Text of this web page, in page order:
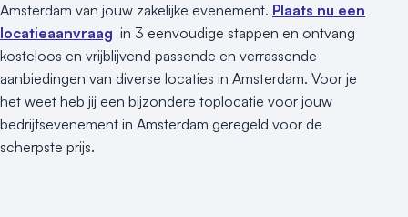
Amsterdam van jouw zakelijke evenement. Plaats nu een
locatieaanvraag in 3 eenvoudige stappen en ontvang
kosteloos en vrijblijvend passende en verrassende
aanbiedingen van diverse locaties in Amsterdam. Voor je
het weet heb jij een bijzondere toplocatie voor jouw
bedrijfsevenement in Amsterdam geregeld voor de
scherpste prijs.